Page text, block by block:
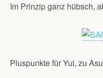
Im Prinzip ganz hübsch,
Pluspunkte für Yui, zu